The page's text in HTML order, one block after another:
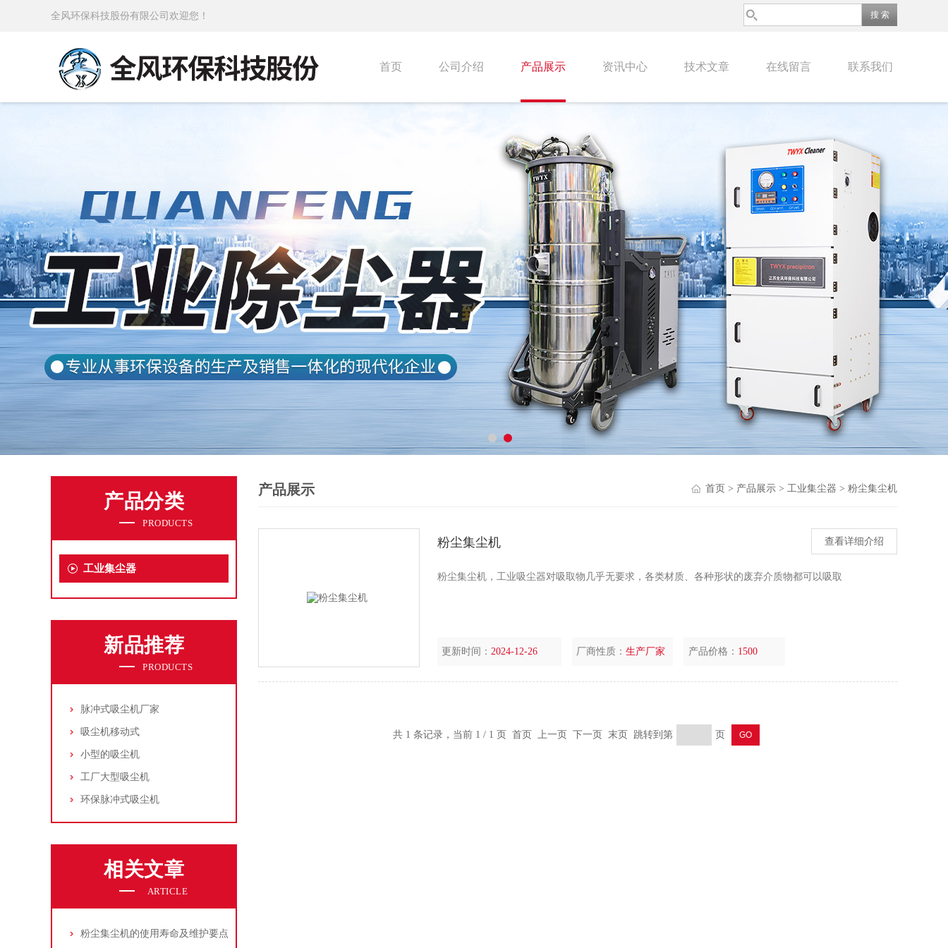
全风环保科技股份有限公司欢迎您！
首页 公司介绍 产品展示 资讯中心 技术文章 在线留言 联系我们
产品分类
PRODUCTS
工业集尘器
新品推荐
PRODUCTS
脉冲式吸尘机厂家
吸尘机移动式
小型的吸尘机
工厂大型吸尘机
环保脉冲式吸尘机
相关文章
ARTICLE
粉尘集尘机的使用寿命及维护要点
产品展示 首页 > 产品展示 > 工业集尘器 > 粉尘集尘机
粉尘集尘机 查看详细介绍
粉尘集尘机，工业吸尘器对吸取物几乎无要求，各类材质、各种形状的废弃介质物都可以吸取
更新时间：2024-12-26 厂商性质：生产厂家 产品价格： 1500
共 1 条记录，当前 1 / 1 页 首页 上一页 下一页 末页 跳转到第 页